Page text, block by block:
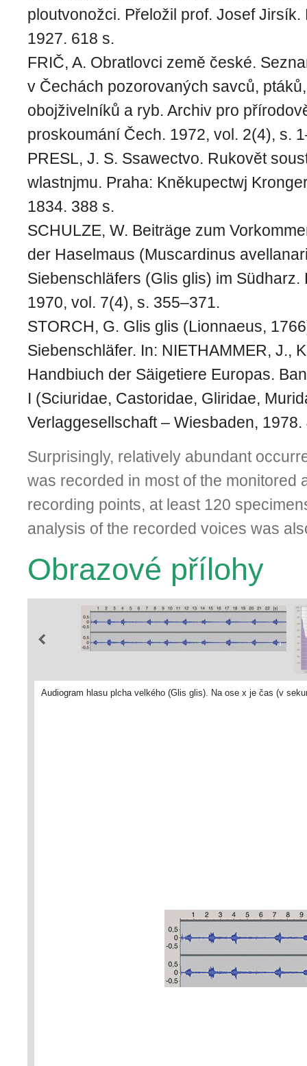
ploutvonožci. Přeložil prof. Josef Jirsík.
1927. 618 s.
FRIČ, A. Obratlovci země české.
v Čechách pozorovaných savců,
obojživelníků a ryb. Archiv pro
proskoumání Čech. 1972, vol. 2(4), s.
PRESL, J. S. Ssawectvo. Rukovět
wlastnjmu. Praha: Kněkupectwj
1834. 388 s.
SCHULZE, W. Beiträge zum
der Haselmaus (Muscardinus
Siebenschläfers (Glis glis) im Südharz.
1970, vol. 7(4), s. 355–371.
STORCH, G. Glis glis (Lionnaeus,
Siebenschläfer. In: NIETHAMMER, J.,
Handbiuch der Säigetiere Europas.
I (Sciuridae, Castoridae, Gliridae,
Verlaggesellschaft – Wiesbaden, 1978.
Surprisingly, relatively abundant
was recorded in most of the monitored
recording points, at least 120
analysis of the recorded voices was
Obrazové přílohy
Audiogram hlasu plcha velkého (Glis glis). Na ose x je čas (v